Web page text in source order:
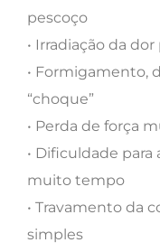
pescoço
• Irradiação da
• Formigamento,
“choque”
• Perda de força
• Dificuldade
muito tempo
• Travamento da
simples